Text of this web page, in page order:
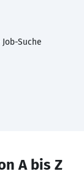
Suche
A bis Z